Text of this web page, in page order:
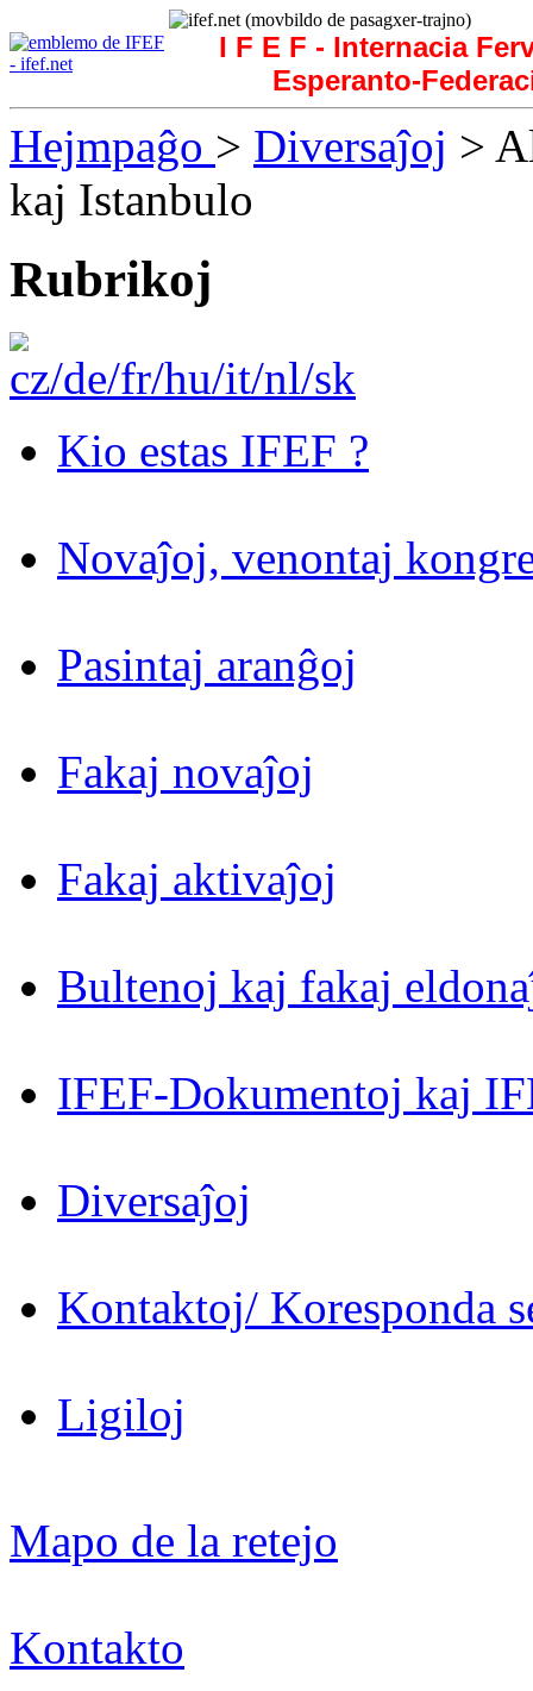
I F E F - Internacia
Esperanto-
Hejmpaĝo > Diversaĵoj >
kaj Istanbulo
Rubrikoj
Kio estas IFEF ?
Novaĵoj, venontaj
Pasintaj aranĝoj
Fakaj novaĵoj
Fakaj aktivaĵoj
Bultenoj kaj fakaj
IFEF-Dokumentoj kaj
Diversaĵoj
Kontaktoj/ Koresponda
Ligiloj
Mapo de la retejo
Kontakto